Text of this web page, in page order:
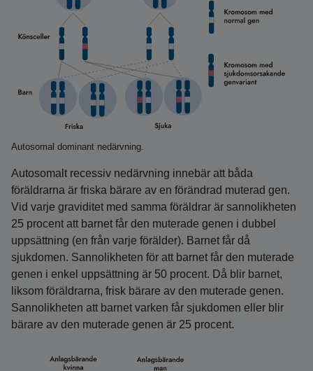
Autosomal dominant nedärvning.
Autosomalt recessiv nedärvning innebär att båda
föräldrarna är friska bärare av en förändrad muterad gen.
Vid varje graviditet med samma föräldrar är sannolikheten
25 procent att barnet får den muterade genen i dubbel
uppsättning (en från varje förälder). Barnet får då
sjukdomen. Sannolikheten för att barnet får den muterade
genen i enkel uppsättning är 50 procent. Då blir barnet,
liksom föräldrarna, frisk bärare av den muterade genen.
Sannolikheten att barnet varken får sjukdomen eller blir
bärare av den muterade genen är 25 procent.